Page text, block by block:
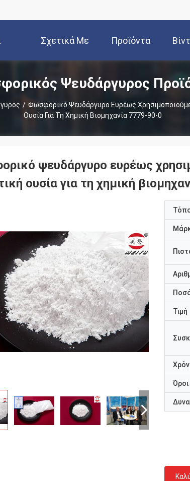
Σχετικά Με
Εμάς
Προϊόντα
Ψευδάργυρος
/ Φωσφορικό Ψευδάργυρο Ευρέως
Ουσία Για Τη Χημική Βιομηχανία 7779-90-0
ψευδάργυρο ευρέως
ουσία για τη χημική
Τιμή